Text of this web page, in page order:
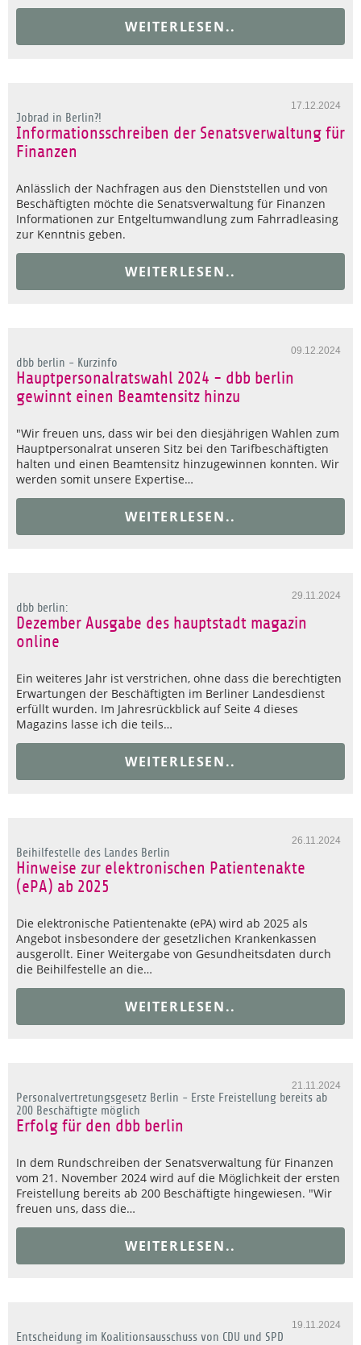
WEITERLESEN..
17.12.2024
Jobrad in Berlin?!
Informationsschreiben der Senatsverwaltung für
Finanzen
Anlässlich der Nachfragen aus den Dienststellen und von
Beschäftigten möchte die Senatsverwaltung für Finanzen
Informationen zur Entgeltumwandlung zum Fahrradleasing
zur Kenntnis geben.
WEITERLESEN..
09.12.2024
dbb berlin - Kurzinfo
Hauptpersonalratswahl 2024 - dbb berlin
gewinnt einen Beamtensitz hinzu
"Wir freuen uns, dass wir bei den diesjährigen Wahlen zum
Hauptpersonalrat unseren Sitz bei den Tarifbeschäftigten
halten und einen Beamtensitz hinzugewinnen konnten. Wir
werden somit unsere Expertise…
WEITERLESEN..
29.11.2024
dbb berlin:
Dezember Ausgabe des hauptstadt magazin
online
Ein weiteres Jahr ist verstrichen, ohne dass die berechtigten
Erwartungen der Beschäftigten im Berliner Landesdienst
erfüllt wurden. Im Jahresrückblick auf Seite 4 dieses
Magazins lasse ich die teils…
WEITERLESEN..
26.11.2024
Beihilfestelle des Landes Berlin
Hinweise zur elektronischen Patientenakte
(ePA) ab 2025
Die elektronische Patientenakte (ePA) wird ab 2025 als
Angebot insbesondere der gesetzlichen Krankenkassen
ausgerollt. Einer Weitergabe von Gesundheitsdaten durch
die Beihilfestelle an die…
WEITERLESEN..
21.11.2024
Personalvertretungsgesetz Berlin - Erste Freistellung bereits ab
200 Beschäftigte möglich
Erfolg für den dbb berlin
In dem Rundschreiben der Senatsverwaltung für Finanzen
vom 21. November 2024 wird auf die Möglichkeit der ersten
Freistellung bereits ab 200 Beschäftigte hingewiesen. "Wir
freuen uns, dass die…
WEITERLESEN..
19.11.2024
Entscheidung im Koalitionsausschuss von CDU und SPD